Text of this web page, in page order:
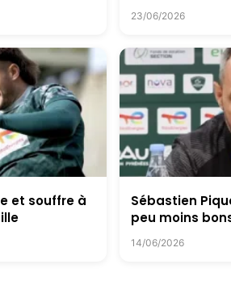
23/06/2026
et souffre à
Sébastien
peu moins
14/06/2026